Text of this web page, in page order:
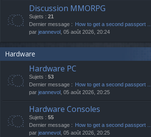
Discussion MMORPG
Sujets : 21
Dernier message : How to get a second passport …
par jeannevol , 05 août 2026, 20:24
Hardware
Hardware PC
Sujets : 53
Dernier message : How to get a second passport …
par jeannevol , 05 août 2026, 20:25
Hardware Consoles
Sujets : 55
Dernier message : How to get a second passport …
par jeannevol , 05 août 2026, 20:25